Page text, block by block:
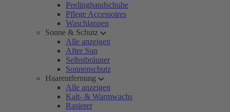
Peelinghandschuhe
Pflege Accessoires
Waschlappen
Sonne & Schutz
Alle anzeigen
After Sun
Selbstbräuner
Sonnenschutz
Haarentfernung
Alle anzeigen
Kalt- & Warmwachs
Rasierer